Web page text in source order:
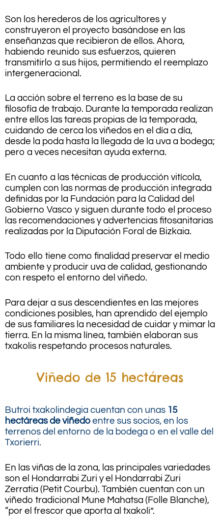
Son los herederos de los agricultores y
construyeron el proyecto basándose en las
enseñanzas que recibieron de ellos. Ahora,
habiendo reunido sus esfuerzos, quieren
transmitirlo a sus hijos, permitiendo el reemplazo
intergeneracional.
La acción sobre el terreno es la base de su
filosofía de trabajo. Durante la temporada realizan
entre ellos las tareas propias de la temporada,
cuidando de cerca los viñedos en el día a día,
desde la poda hasta la llegada de la uva a bodega;
pero a veces necesitan ayuda externa.
En cuanto a las técnicas de producción vitícola,
cumplen con las normas de producción integrada
definidas por la Fundación para la Calidad del
Gobierno Vasco y siguen durante todo el proceso
las recomendaciones y advertencias fitosanitarias
realizadas por la Diputación Foral de Bizkaia.
Todo ello tiene como finalidad preservar el medio
ambiente y producir uva de calidad, gestionando
con respeto el entorno del viñedo.
Para dejar a sus descendientes en las mejores
condiciones posibles, han aprendido del ejemplo
de sus familiares la necesidad de cuidar y mimar la
tierra. En la misma línea, también elaboran sus
txakolis respetando procesos naturales.
Viñedo de 15 hectáreas
Butroi txakolindegia cuentan con unas 15
hectáreas de viñedo entre sus socios, en los
terrenos del entorno de la bodega o en el valle del
Txorierri.
En las viñas de la zona, las principales variedades
son el Hondarrabi Zuri y el Hondarrabi Zuri
Zerratia (Petit Courbu). También cuentan con un
viñedo tradicional Mune Mahatsa (Folle Blanche),
“por el frescor que aporta al txakoli”.